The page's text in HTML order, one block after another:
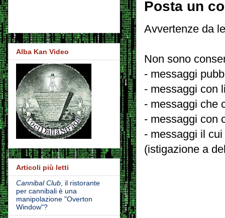
Posta un
Avvertenze da
Non sono
- messaggi
- messaggi con
- messaggi che
- messaggi con
- messaggi il
(istigazione a
Alba Kan Video
Articoli più letti
Cannibal Club , il ristorante
per cannibali è una
manipolazione "Overton
Window"?